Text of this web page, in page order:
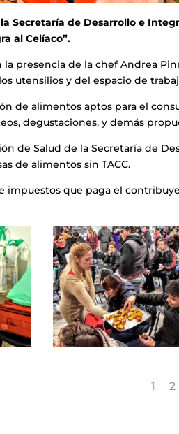
Secretaría de Desarrollo e
al Celíaco”.
presencia de la chef Andrea
utensilios y del espacio de
de alimentos aptos para el
degustaciones, y demás
de Salud de la Secretaría de
de alimentos sin TACC.
impuestos que paga el
1 2